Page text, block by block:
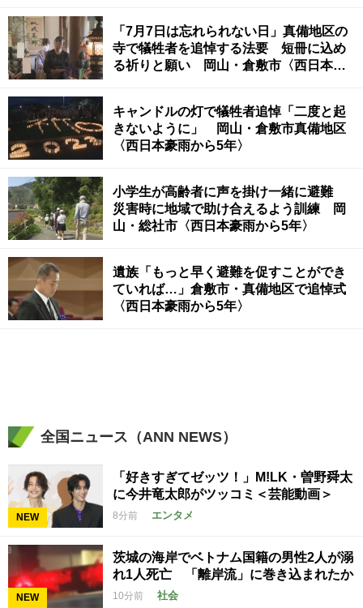
「7月7日は忘れられない日」真備地区の
寺で犠牲者を追悼する法要 短冊に込め
る祈りと願い 岡山・倉敷市〈西日本豪
キャンドルの灯で犠牲者追悼「二度と起
きないように」 岡山・倉敷市真備地区
〈西日本豪雨から5年〉
小学生が高齢者に声を掛け一緒に避難
災害時に地域で助け合えるよう訓練 岡
山・総社市〈西日本豪雨から5年〉
遺族「もっと早く避難を促すことができ
ていれば…」倉敷市・真備地区で追悼式
〈西日本豪雨から5年〉
全国ニュース（ANN NEWS）
NEW
「好きすぎてゼッツ！」M!LK・曽野舜太
に今井竜太郎がツッコミ＜芸能動画＞
8分前 エンタメ
NEW
茨城の海岸でベトナム国籍の男性2人が溺
れ1人死亡 「離岸流」に巻き込まれたか
10分前 社会